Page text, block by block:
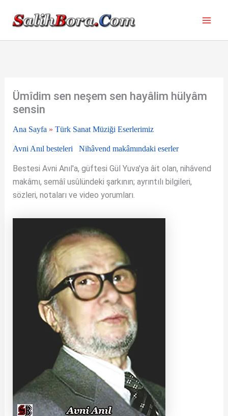
Ümîdim sen neşem sen hayâlim hülyâm
sensin
Ana Sayfa » Türk Sanat Müziği Eserlerimiz
Avni Anıl besteleri Nihâvend makâmındaki eserler
Bestesi Avni Anıl'a, güftesi Gül Yuva'ya âit olan, nihâvend
makâmı, semâî usûlündeki şarkının; ayrıntılı bilgileri,
sözleri, notaları ve video yorumları.